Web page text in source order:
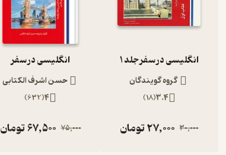
انگلیسی در سفر جلد 1
گروه گویندگان
3.4
(
18
)
30,000
27,000تومان
انگلیسی در سفر
حسن اشرف الکتابی
4
(
632
)
75,000
67,500تومان